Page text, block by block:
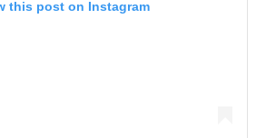
this post on Instagram